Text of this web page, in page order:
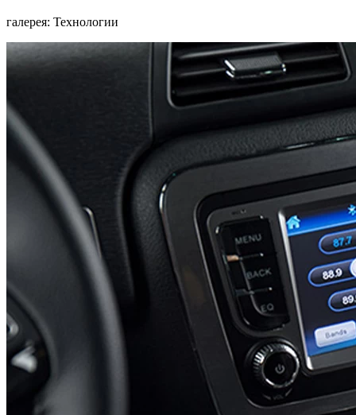
галерея: Технологии